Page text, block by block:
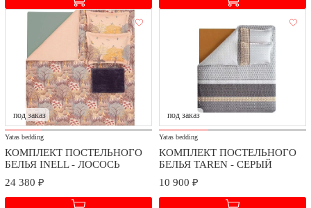
под заказ
Yatas bedding
КОМПЛЕКТ ПОСТЕЛЬНОГО
БЕЛЬЯ INELL - ЛОСОСЬ
24 380 ₽
под заказ
Yatas bedding
КОМПЛЕКТ ПОСТЕЛЬНОГО
БЕЛЬЯ TAREN - СЕРЫЙ
10 900 ₽